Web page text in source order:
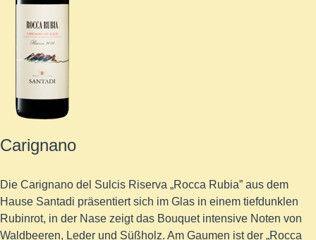
Carignano
Die Carignano del Sulcis Riserva „Rocca Rubia” aus dem
Hause Santadi präsentiert sich im Glas in einem tiefdunklen
Rubinrot, in der Nase zeigt das Bouquet intensive Noten von
Waldbeeren, Leder und Süßholz. Am Gaumen ist der „Rocca